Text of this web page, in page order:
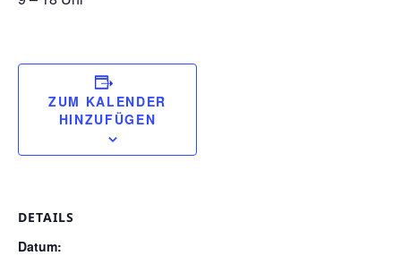
ZUM KALENDER
HINZUFÜGEN
DETAILS
Datum: